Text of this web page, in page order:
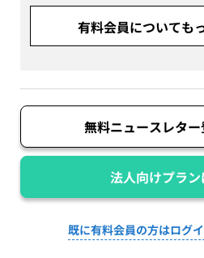
有料会員についても
無料ニュースレタ
法人向けプラ
既に有料会員の方はログ